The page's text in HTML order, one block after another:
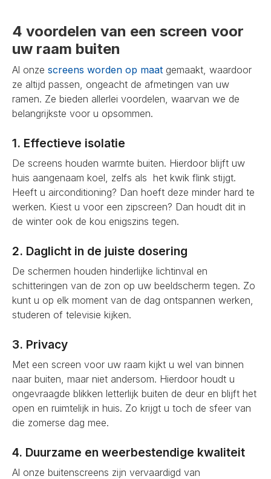
4 voordelen van een screen voor
uw raam buiten
Al onze screens worden op maat gemaakt, waardoor
ze altijd passen, ongeacht de afmetingen van uw
ramen. Ze bieden allerlei voordelen, waarvan we de
belangrijkste voor u opsommen.
1. Effectieve isolatie
De screens houden warmte buiten. Hierdoor blijft uw
huis aangenaam koel, zelfs als het kwik flink stijgt.
Heeft u airconditioning? Dan hoeft deze minder hard te
werken. Kiest u voor een zipscreen? Dan houdt dit in
de winter ook de kou enigszins tegen.
2. Daglicht in de juiste dosering
De schermen houden hinderlijke lichtinval en
schitteringen van de zon op uw beeldscherm tegen. Zo
kunt u op elk moment van de dag ontspannen werken,
studeren of televisie kijken.
3. Privacy
Met een screen voor uw raam kijkt u wel van binnen
naar buiten, maar niet andersom. Hierdoor houdt u
ongevraagde blikken letterlijk buiten de deur en blijft het
open en ruimtelijk in huis. Zo krijgt u toch de sfeer van
die zomerse dag mee.
4. Duurzame en weerbestendige kwaliteit
Al onze buitenscreens zijn vervaardigd van